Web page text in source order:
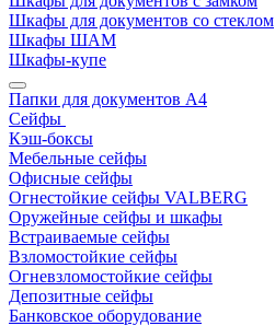
Шкафы для документов со стеклом
Шкафы ШАМ
Шкафы-купе
Папки для документов A4
Сейфы
Кэш-боксы
Мебельные сейфы
Офисные сейфы
Огнестойкие сейфы VALBERG
Оружейные сейфы и шкафы
Встраиваемые сейфы
Взломостойкие сейфы
Огневзломостойкие сейфы
Депозитные сейфы
Банковское оборудование